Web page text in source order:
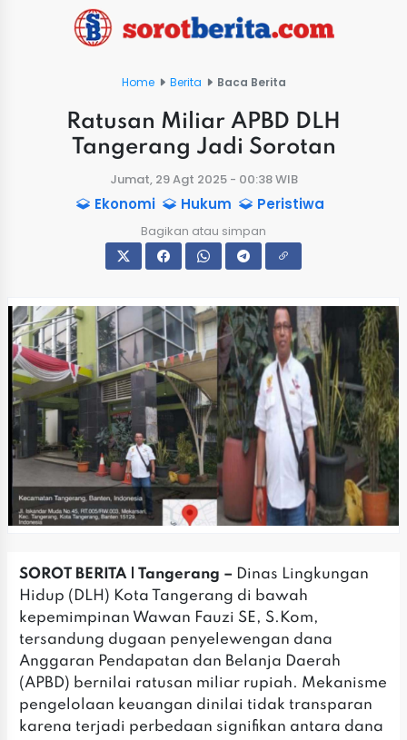
Home Berita Baca Berita
Ratusan Miliar APBD DLH
Tangerang Jadi Sorotan
Jumat, 29 Agt 2025 - 00:38 WIB
Ekonomi Hukum Peristiwa
Bagikan atau simpan
SOROT BERITA | Tangerang – Dinas Lingkungan
Hidup (DLH) Kota Tangerang di bawah
kepemimpinan Wawan Fauzi SE, S.Kom,
tersandung dugaan penyelewengan dana
Anggaran Pendapatan dan Belanja Daerah
(APBD) bernilai ratusan miliar rupiah. Mekanisme
pengelolaan keuangan dinilai tidak transparan
karena terjadi perbedaan signifikan antara dana